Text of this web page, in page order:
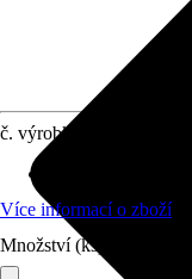
č. výrobku
Více informací o zboží
Množství (ks)